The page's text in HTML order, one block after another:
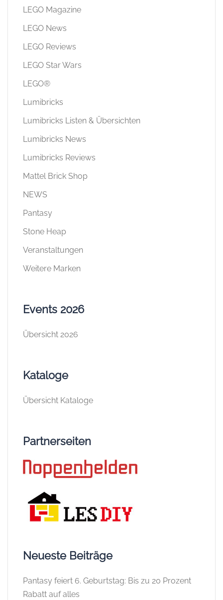
LEGO Magazine
LEGO News
LEGO Reviews
LEGO Star Wars
LEGO®
Lumibricks
Lumibricks Listen & Übersichten
Lumibricks News
Lumibricks Reviews
Mattel Brick Shop
NEWS
Pantasy
Stone Heap
Veranstaltungen
Weitere Marken
Events 2026
Übersicht 2026
Kataloge
Übersicht Kataloge
Partnerseiten
Neueste Beiträge
Pantasy feiert 6. Geburtstag: Bis zu 20 Prozent
Rabatt auf alles